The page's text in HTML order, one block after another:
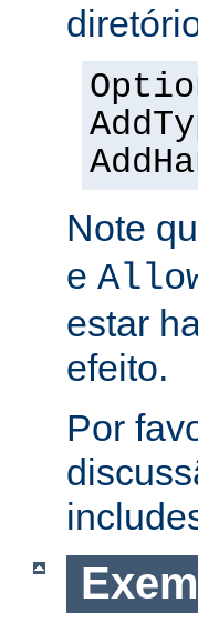
Note
e
estar
efeito.
Por